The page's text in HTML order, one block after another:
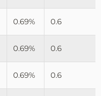
0.69% 0.6
0.69% 0.6
0.69% 0.6